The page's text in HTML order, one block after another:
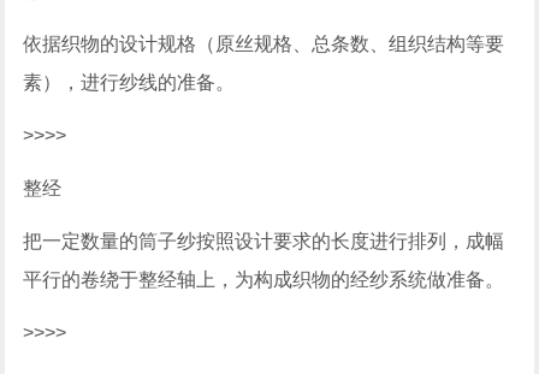
依据织物的设计规格（原丝规格、总条数、组织结构等要
素），进行纱线的准备。
>>>>
整经
把一定数量的筒子纱按照设计要求的长度进行排列，成幅
平行的卷绕于整经轴上，为构成织物的经纱系统做准备。
>>>>